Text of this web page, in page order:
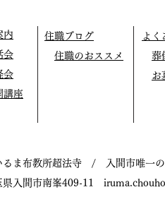
内
会
会
講座
住職ブログ
住職のおススメ
よく
葬
お
るま布教所超法寺 / 入間市唯一の
県入間市南峯409-11